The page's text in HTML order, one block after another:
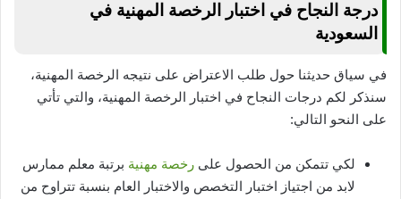
درجة النجاح في اختبار الرخصة المهنية في
السعودية
في سياق حديثنا حول طلب الاعتراض على نتيجه الرخصة المهنية،
سنذكر لكم درجات النجاح في اختبار الرخصة المهنية، والتي تأتي
على النحو التالي:
لكي تتمكن من الحصول على رخصة مهنية برتبة معلم ممارس
لابد من اجتياز اختبار التخصص والاختبار العام بنسبة تتراوح من